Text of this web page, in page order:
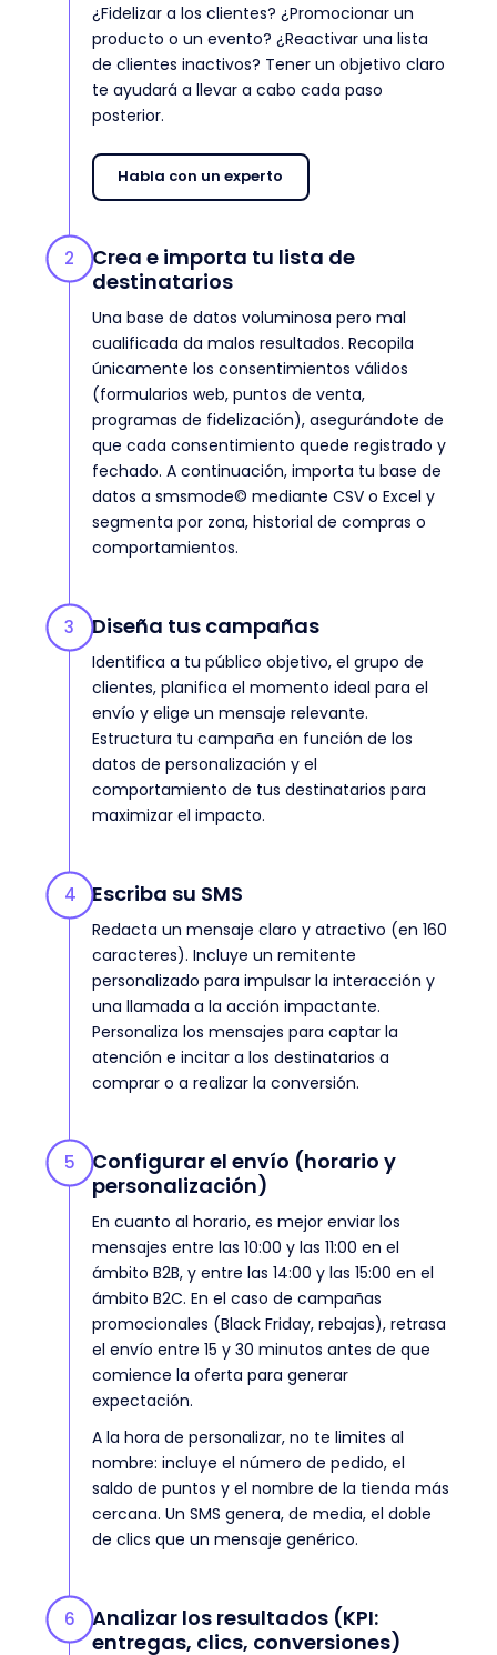
¿Fidelizar a los clientes? ¿Promocionar un
producto o un evento? ¿Reactivar una lista
de clientes inactivos? Tener un objetivo claro
te ayudará a llevar a cabo cada paso
posterior.
Habla con un experto
2
Crea e importa tu lista de
destinatarios
Una base de datos voluminosa pero mal
cualificada da malos resultados. Recopila
únicamente los consentimientos válidos
(formularios web, puntos de venta,
programas de fidelización), asegurándote de
que cada consentimiento quede registrado y
fechado. A continuación, importa tu base de
datos a smsmode© mediante CSV o Excel y
segmenta por zona, historial de compras o
comportamientos.
3 Diseña tus campañas
Identifica a tu público objetivo, el grupo de
clientes, planifica el momento ideal para el
envío y elige un mensaje relevante.
Estructura tu campaña en función de los
datos de personalización y el
comportamiento de tus destinatarios para
maximizar el impacto.
4 Escriba su SMS
Redacta un mensaje claro y atractivo (en 160
caracteres). Incluye un remitente
personalizado para impulsar la interacción y
una llamada a la acción impactante.
Personaliza los mensajes para captar la
atención e incitar a los destinatarios a
comprar o a realizar la conversión.
5
Configurar el envío (horario y
personalización)
En cuanto al horario, es mejor enviar los
mensajes entre las 10:00 y las 11:00 en el
ámbito B2B, y entre las 14:00 y las 15:00 en el
ámbito B2C. En el caso de campañas
promocionales (Black Friday, rebajas), retrasa
el envío entre 15 y 30 minutos antes de que
comience la oferta para generar
expectación.
A la hora de personalizar, no te limites al
nombre: incluye el número de pedido, el
saldo de puntos y el nombre de la tienda más
cercana. Un SMS genera, de media, el doble
de clics que un mensaje genérico.
6
Analizar los resultados (KPI:
entregas, clics, conversiones)